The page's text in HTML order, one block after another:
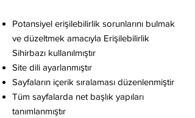
Potansiyel erişilebilirlik sorunlarını bulmak
ve düzeltmek amacıyla Erişilebilirlik
Sihirbazı kullanılmıştır
Site dili ayarlanmıştır
Sayfaların içerik sıralaması düzenlenmiştir
Tüm sayfalarda net başlık yapıları
tanımlanmıştır